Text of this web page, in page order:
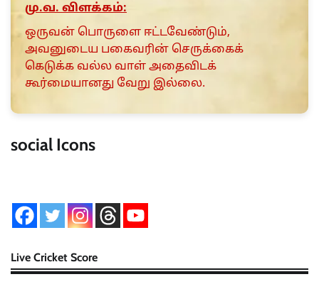
மு.வ. விளக்கம்:
ஒருவன் பொருளை ஈட்டவேண்டும்,
அவனுடைய பகைவரின் செருக்கைக்
கெடுக்க வல்ல வாள் அதைவிடக்
கூர்மையானது வேறு இல்லை.
social Icons
Live Cricket Score